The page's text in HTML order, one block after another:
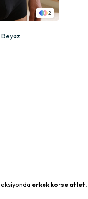
2
erkek korse atlet